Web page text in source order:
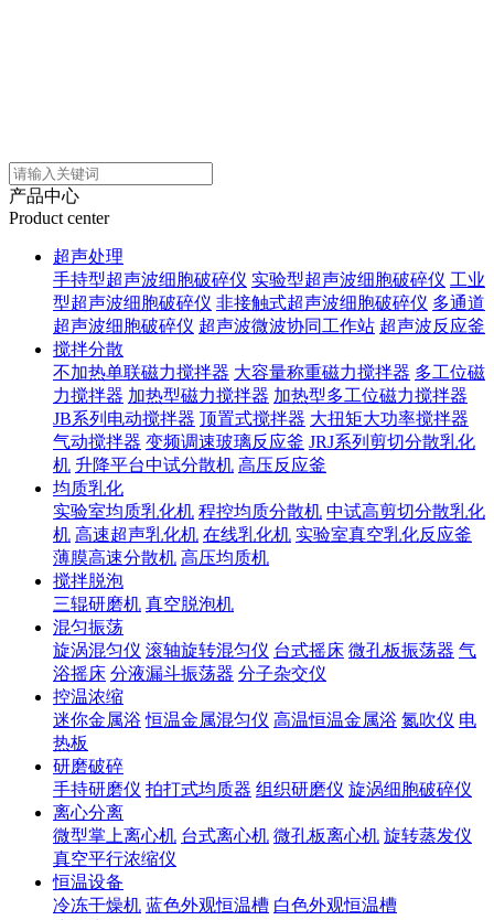
产品中心
Product center
超声处理
手持型超声波细胞破碎仪 实验型超声波细胞破碎仪 工业
型超声波细胞破碎仪 非接触式超声波细胞破碎仪 多通道
超声波细胞破碎仪 超声波微波协同工作站 超声波反应釜
搅拌分散
不加热单联磁力搅拌器 大容量称重磁力搅拌器 多工位磁
力搅拌器 加热型磁力搅拌器 加热型多工位磁力搅拌器
JB系列电动搅拌器 顶置式搅拌器 大扭矩大功率搅拌器
气动搅拌器 变频调速玻璃反应釜 JRJ系列剪切分散乳化
机 升降平台中试分散机 高压反应釜
均质乳化
实验室均质乳化机 程控均质分散机 中试高剪切分散乳化
机 高速超声乳化机 在线乳化机 实验室真空乳化反应釜
薄膜高速分散机 高压均质机
搅拌脱泡
三辊研磨机 真空脱泡机
混匀振荡
旋涡混匀仪 滚轴旋转混匀仪 台式摇床 微孔板振荡器 气
浴摇床 分液漏斗振荡器 分子杂交仪
控温浓缩
迷你金属浴 恒温金属混匀仪 高温恒温金属浴 氮吹仪 电
热板
研磨破碎
手持研磨仪 拍打式均质器 组织研磨仪 旋涡细胞破碎仪
离心分离
微型掌上离心机 台式离心机 微孔板离心机 旋转蒸发仪
真空平行浓缩仪
恒温设备
冷冻干燥机 蓝色外观恒温槽 白色外观恒温槽